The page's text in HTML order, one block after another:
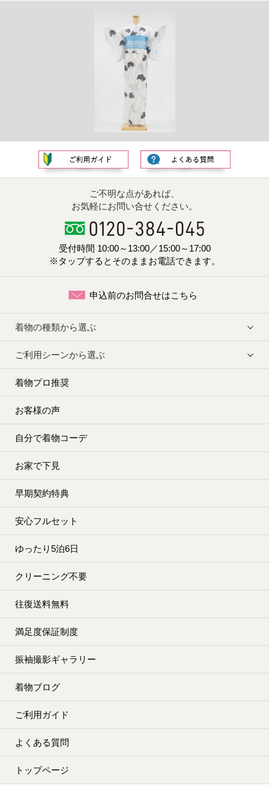
ご不明な点があれば、
お気軽にお問い合せください。
受付時間 10:00～13:00／15:00～17:00
※タップするとそのままお電話できます。
申込前のお問合せはこちら
着物の種類から選ぶ
ご利用シーンから選ぶ
着物プロ推奨
お客様の声
自分で着物コーデ
お家で下見
早期契約特典
安心フルセット
ゆったり5泊6日
クリーニング不要
往復送料無料
満足度保証制度
振袖撮影ギャラリー
着物ブログ
ご利用ガイド
よくある質問
トップページ